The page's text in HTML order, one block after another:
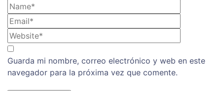
Guarda mi nombre, correo electrónico y web en este
navegador para la próxima vez que comente.